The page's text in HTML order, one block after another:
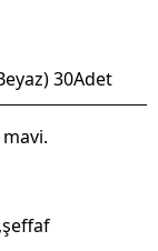
30Adet